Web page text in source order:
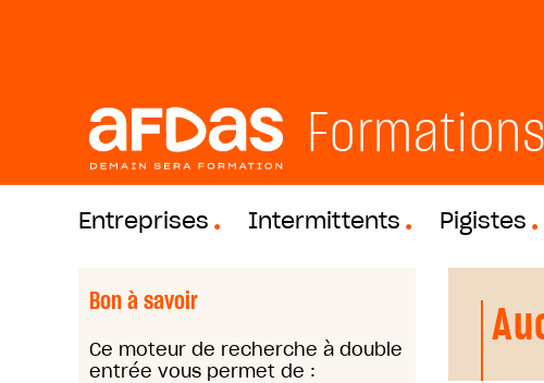
Formations
Entreprises Intermittents Pigistes
Bon à savoir
Ce moteur de recherche à double
entrée vous permet de :